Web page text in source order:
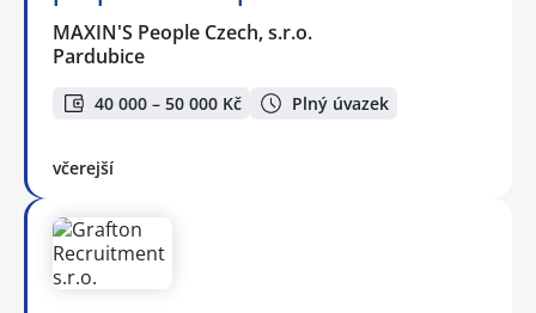
MAXIN'S People Czech, s.r.o.
Pardubice
40 000 – 50 000 Kč Plný úvazek
včerejší